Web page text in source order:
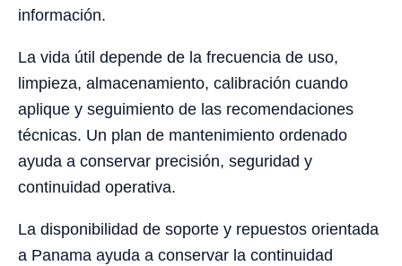
información.
La vida útil depende de la frecuencia de uso,
limpieza, almacenamiento, calibración cuando
aplique y seguimiento de las recomendaciones
técnicas. Un plan de mantenimiento ordenado
ayuda a conservar precisión, seguridad y
continuidad operativa.
La disponibilidad de soporte y repuestos orientada
a Panama ayuda a conservar la continuidad